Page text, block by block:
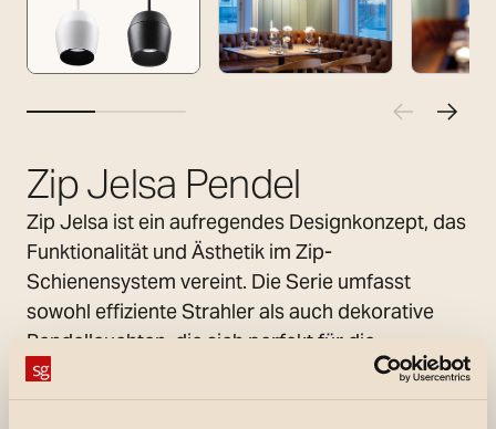
Zip Jelsa Pendel
Zip Jelsa ist ein aufregendes Designkonzept, das
Funktionalität und Ästhetik im Zip-
Schienensystem vereint. Die Serie umfasst
sowohl effiziente Strahler als auch dekorative
Pendelleuchten, die sich perfekt für die
stimmungsvolle Beleuchtung in jedem Raum
eignen. Die versenkte Lichtquelle sorgt für eine